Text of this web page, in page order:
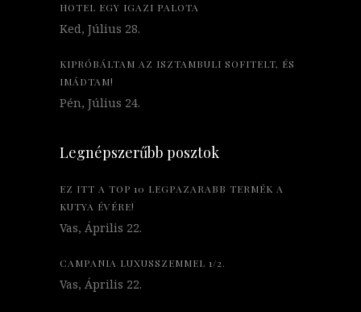
HOTEL EGY IGAZI PALOTA
Ked, Július 28.
KIPRÓBÁLTAM AZ ISZTAMBULI SOFITELT, ÉS
IMÁDTAM!
Pén, Július 24.
Legnépszerűbb posztok
EZ ITT A TOP 10 LEGPAZARABB TERMÉK A
KUTYA ÉVÉRE!
Vas, Április 22.
CAMPANIA LUXUSSZEMMEL 1/2.
Vas, Április 22.